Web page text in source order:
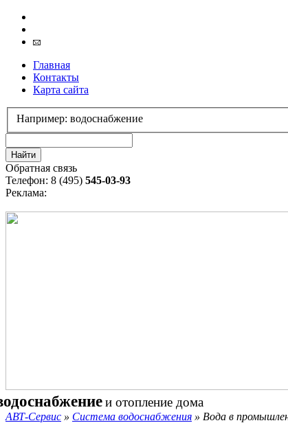
Главная
Контакты
Карта сайта
Например: водоснабжение
Обратная связь
Телефон: 8 (495) 545-03-93
Реклама:
и отопление дома
АВТ-Сервис » Система водоснабжения » Вода в